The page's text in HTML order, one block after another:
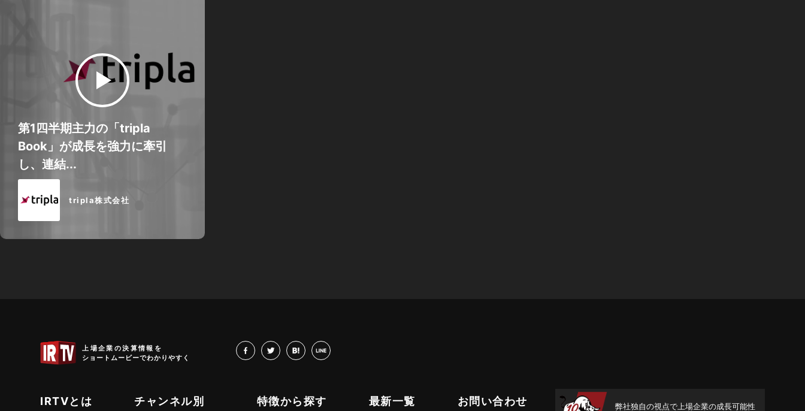
tripla株式会社
第1四半期主力の「tripla
Book」が成長を強力に牽引
し、連結...
IRTV
上場企業の決算情報を
ショートムービーでわかりやすく
facebook
twitterhatenaLINE
IRTVとは チャンネル別 特徴から探す 最新一覧 お問い合わせ 弊社独自の視点で上場企業の成長可能性